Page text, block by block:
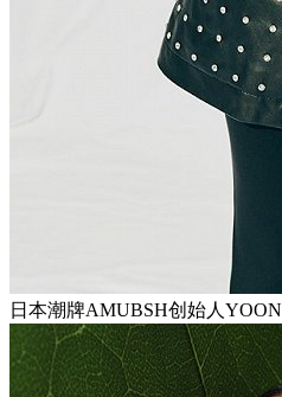
日本潮牌AMUBSH创始人YOON